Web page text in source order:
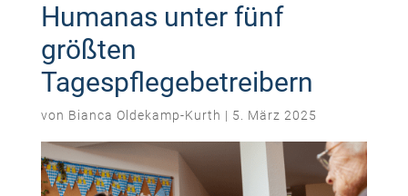
Humanas unter fünf
größten
Tagespflegebetreibern
von Bianca Oldekamp-Kurth | 5. März 2025